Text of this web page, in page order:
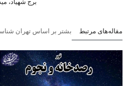
برج شهیاد،
مقاله‌های مرتبط بشتر بر اساس تهران